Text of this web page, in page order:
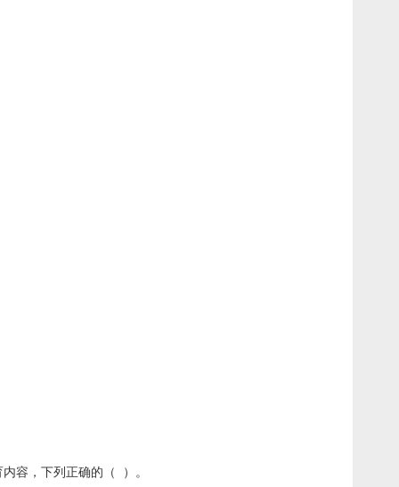
容，下列正确的（ ）。